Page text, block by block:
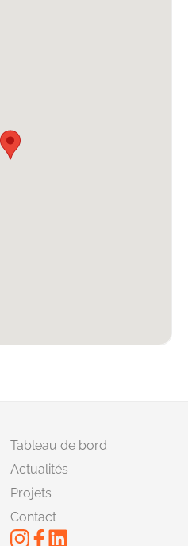
Tableau de bord
Actualités
Projets
Contact